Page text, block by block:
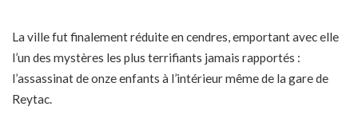
La ville fut finalement réduite en cendres, emportant avec elle
l’un des mystères les plus terrifiants jamais rapportés :
l’assassinat de onze enfants à l’intérieur même de la gare de
Reytac.